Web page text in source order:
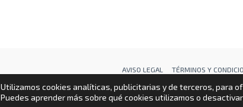
AVISO LEGAL TÉRMINOS Y
Utilizamos cookies analíticas, publicitarias y de terceros, para
Puedes aprender más sobre qué cookies utilizamos o